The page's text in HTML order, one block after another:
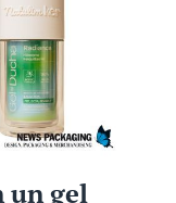
un gel